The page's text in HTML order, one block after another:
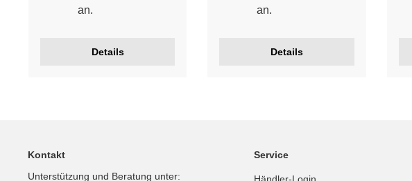
an.
Details
an.
Details
Kontakt
Unterstützung und Beratung unter:
Service